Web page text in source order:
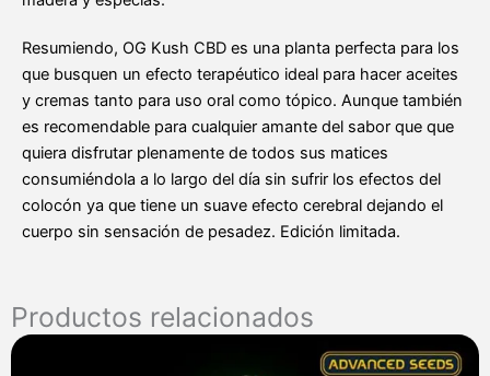
Resumiendo, OG Kush CBD es una planta perfecta para los
que busquen un efecto terapéutico ideal para hacer aceites
y cremas tanto para uso oral como tópico. Aunque también
es recomendable para cualquier amante del sabor que que
quiera disfrutar plenamente de todos sus matices
consumiéndola a lo largo del día sin sufrir los efectos del
colocón ya que tiene un suave efecto cerebral dejando el
cuerpo sin sensación de pesadez. Edición limitada.
Productos relacionados
de